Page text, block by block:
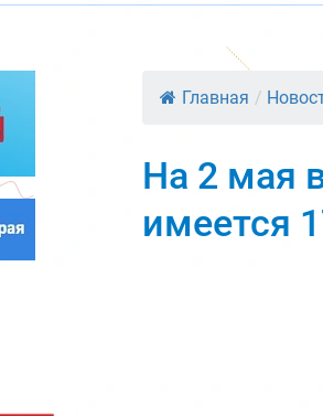
Главная /
На 2 мая
имеется